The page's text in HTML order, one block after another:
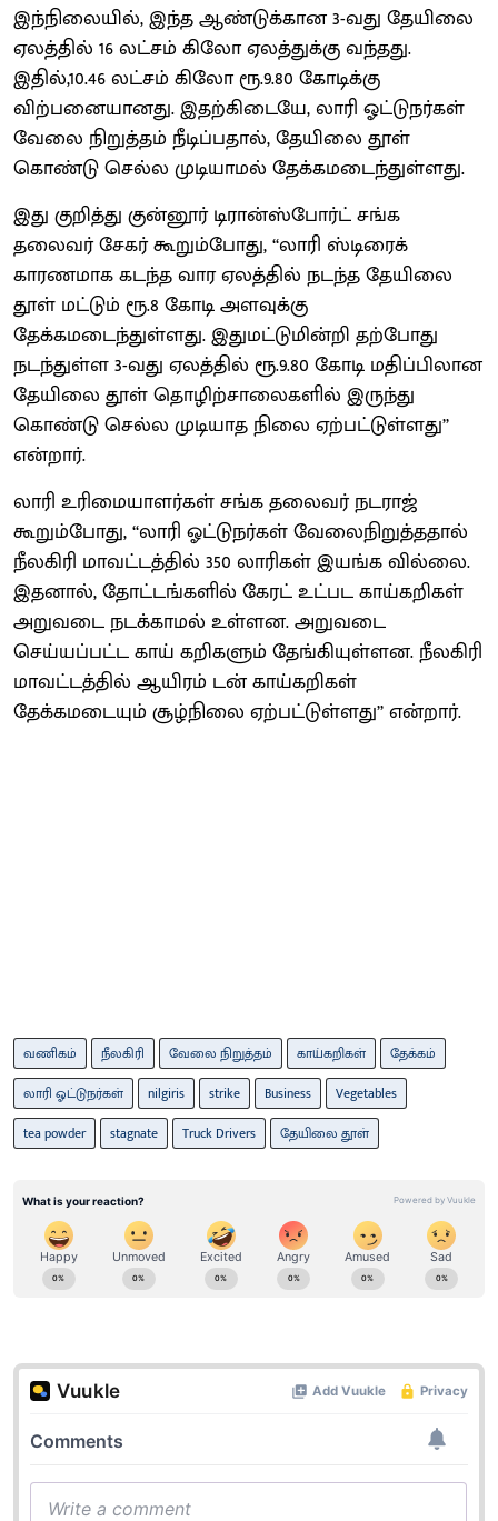
இந்நிலையில், இந்த ஆண்டுக்கான 3-வது தேயிலை
ஏலத்தில் 16 லட்சம் கிலோ ஏலத்துக்கு வந்தது.
இதில்,10.46 லட்சம் கிலோ ரூ.9.80 கோடிக்கு
விற்பனையானது. இதற்கிடையே, லாரி ஓட்டுநர்கள்
வேலை நிறுத்தம் நீடிப்பதால், தேயிலை தூள்
கொண்டு செல்ல முடியாமல் தேக்கமடைந்துள்ளது.
இது குறித்து குன்னூர் டிரான்ஸ்போர்ட் சங்க
தலைவர் சேகர் கூறும்போது, ‘‘லாரி ஸ்டிரைக்
காரணமாக கடந்த வார ஏலத்தில் நடந்த தேயிலை
தூள் மட்டும் ரூ.8 கோடி அளவுக்கு
தேக்கமடைந்துள்ளது. இதுமட்டுமின்றி தற்போது
நடந்துள்ள 3-வது ஏலத்தில் ரூ.9.80 கோடி மதிப்பிலான
தேயிலை தூள் தொழிற்சாலைகளில் இருந்து
கொண்டு செல்ல முடியாத நிலை ஏற்பட்டுள்ளது’’
என்றார்.
லாரி உரிமையாளர்கள் சங்க தலைவர் நடராஜ்
கூறும்போது, ‘‘லாரி ஓட்டுநர்கள் வேலைநிறுத்ததால்
நீலகிரி மாவட்டத்தில் 350 லாரிகள் இயங்க வில்லை.
இதனால், தோட்டங்களில் கேரட் உட்பட காய்கறிகள்
அறுவடை நடக்காமல் உள்ளன. அறுவடை
செய்யப்பட்ட காய் கறிகளும் தேங்கியுள்ளன. நீலகிரி
மாவட்டத்தில் ஆயிரம் டன் காய்கறிகள்
தேக்கமடையும் சூழ்நிலை ஏற்பட்டுள்ளது’’ என்றார்.
வணிகம் நீலகிரி வேலை நிறுத்தம் காய்கறிகள்
தேக்கம்
லாரி ஓட்டுநர்கள்
nilgiris strike Business
Vegetables
tea powder
stagnate Truck Drivers தேயிலை தூள்